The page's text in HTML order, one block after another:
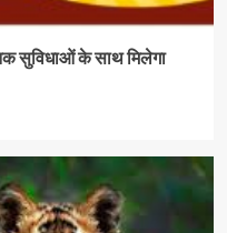
सुविधाओं के साथ मिलेगा